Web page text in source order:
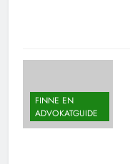
FINNE EN
ADVOKATGUIDE